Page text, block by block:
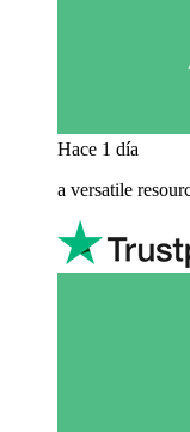
Hace 1 día
a versatile